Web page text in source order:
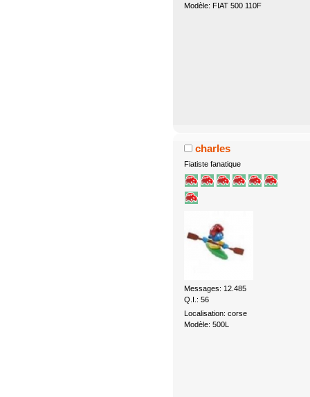
Modèle: FIAT 500 110F
charles
Fiatiste fanatique
Messages: 12.485
Q.I.: 56
Localisation: corse
Modèle: 500L